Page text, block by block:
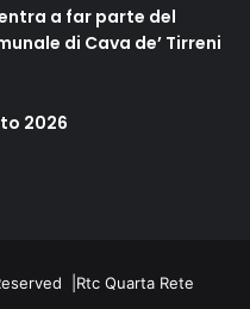
a far parte del
di Cava de’ Tirreni
2026
| Rtc Quarta Rete